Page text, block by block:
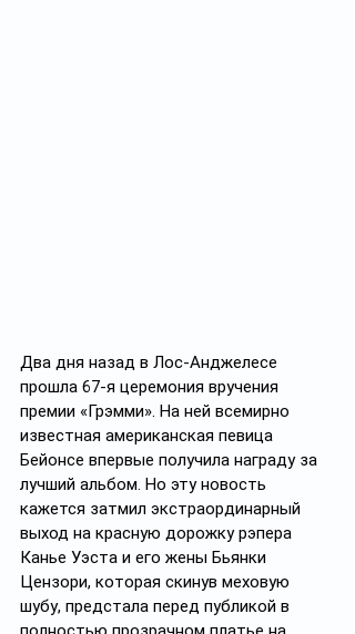
Два дня назад в Лос-Анджелесе
прошла 67-я церемония вручения
премии «Грэмми». На ней всемирно
известная американская певица
Бейонсе впервые получила награду за
лучший альбом. Но эту новость
кажется затмил экстраординарный
выход на красную дорожку рэпера
Канье Уэста и его жены Бьянки
Цензори, которая скинув меховую
шубу, предстала перед публикой в